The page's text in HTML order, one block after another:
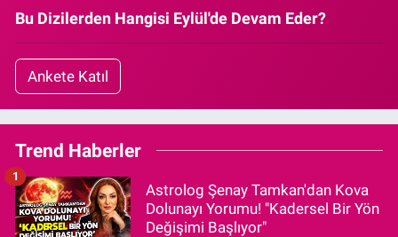
Bu Dizilerden Hangisi Eylül'de Devam Eder?
Ankete Katıl
Trend Haberler
Astrolog Şenay Tamkan'dan Kova
Dolunayı Yorumu! "Kadersel Bir Yön
Değişimi Başlıyor"
1